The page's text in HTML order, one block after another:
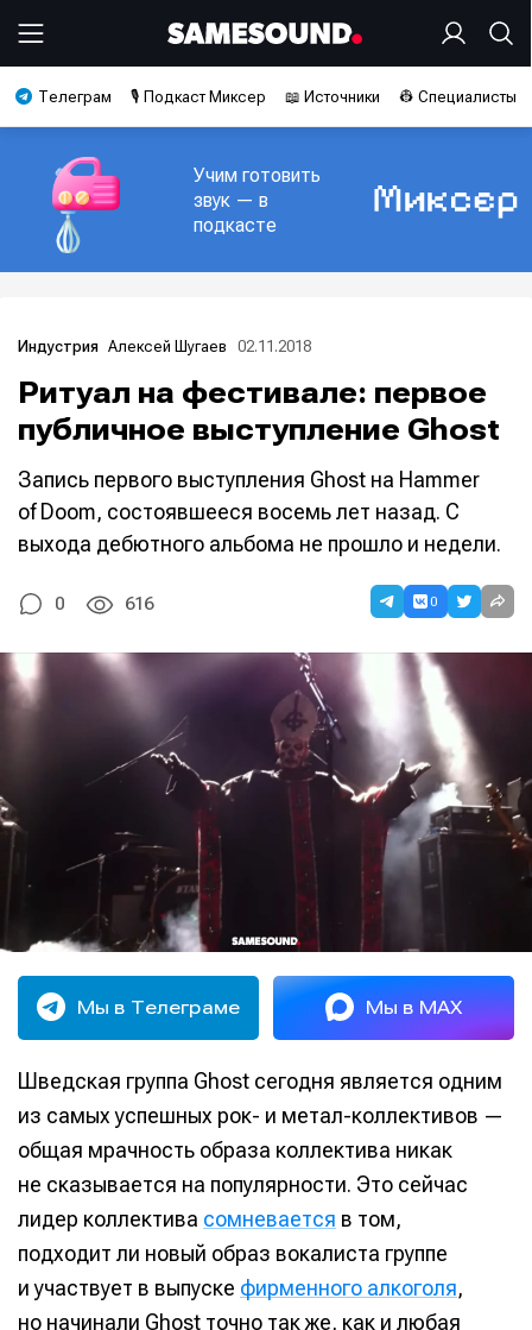
Телеграм 🎙️ Подкаст Миксер 📖 Источники 👷 Специалисты
Учим готовить
звук — в
подкасте
Индустрия Алексей Шугаев 02.11.2018
Ритуал на фестивале: первое
публичное выступление Ghost
Запись первого выступления Ghost на Hammer
of Doom, состоявшееся восемь лет назад. С
выхода дебютного альбома не прошло и недели.
0 616 0
Мы в Телеграме Мы в MAX
Шведская группа Ghost сегодня является одним
из самых успешных рок- и метал-коллективов —
общая мрачность образа коллектива никак
не сказывается на популярности. Это сейчас
лидер коллектива сомневается в том,
подходит ли новый образ вокалиста группе
и участвует в выпуске фирменного алкоголя,
но начинали Ghost точно так же, как и любая